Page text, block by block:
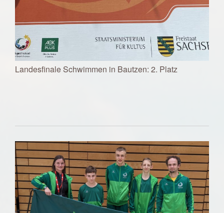
Landesfinale Schwimmen in Bautzen: 2. Platz